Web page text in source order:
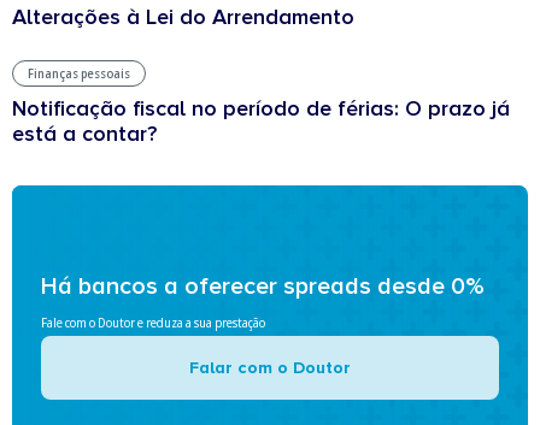
Alterações à Lei do Arrendamento
Finanças pessoais
Notificação fiscal no período de férias: O prazo já
está a contar?
Há bancos a oferecer spreads desde 0%
Fale com o Doutor e reduza a sua prestação
Falar com o Doutor